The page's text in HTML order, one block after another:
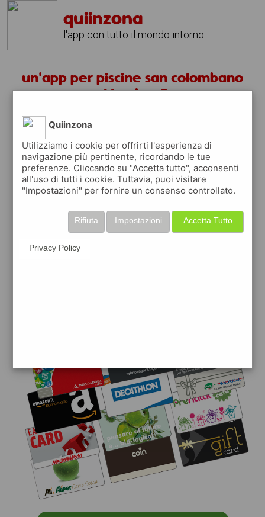
quiinzona
l'app con tutto il mondo intorno
un'app per piscine san colombano
al lambro ?
scarica gratis app
quiinzona è una app
gratuita
che ti aiuta se cerchi 'un'app per piscine
premia ogni volta che la usi
raccogli punti da convertire inbuoni sconto
Quiinzona
Utilizziamo i cookie per offrirti l'esperienza di
navigazione più pertinente, ricordando le tue
preferenze. Cliccando su "Accetta tutto", acconsenti
all'uso di tutti i cookie. Tuttavia, puoi visitare
"Impostazioni" per fornire un consenso controllato.
Accetta Tutto
Impostazioni
Rifiuta
Privacy Policy